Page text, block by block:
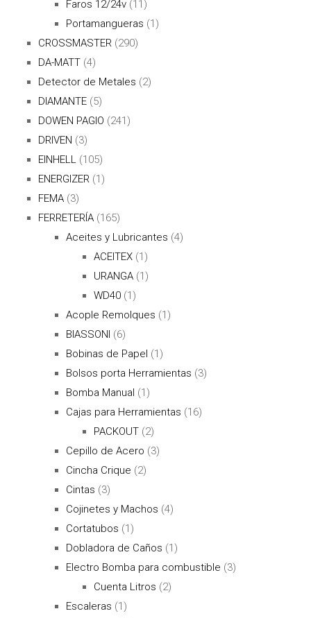
Faros 12/24v (11)
Portamangueras (1)
CROSSMASTER (290)
DA-MATT (4)
Detector de Metales (2)
DIAMANTE (5)
DOWEN PAGIO (241)
DRIVEN (3)
EINHELL
(105)
ENERGIZER (1)
FEMA (3)
FERRETERÍA (165)
Aceites y Lubricantes (4)
ACEITEX (1)
URANGA (1)
WD40 (1)
Acople Remolques (1)
BIASSONI (6)
Bobinas de Papel (1)
Bolsos porta Herramientas (3)
Bomba Manual (1)
Cajas para Herramientas (16)
PACKOUT (2)
Cepillo de Acero (3)
Cincha Crique (2)
Cintas (3)
Cojinetes y Machos (4)
Cortatubos (1)
Dobladora de Caños (1)
Electro Bomba para combustible (3)
Cuenta Litros (2)
Escaleras (1)